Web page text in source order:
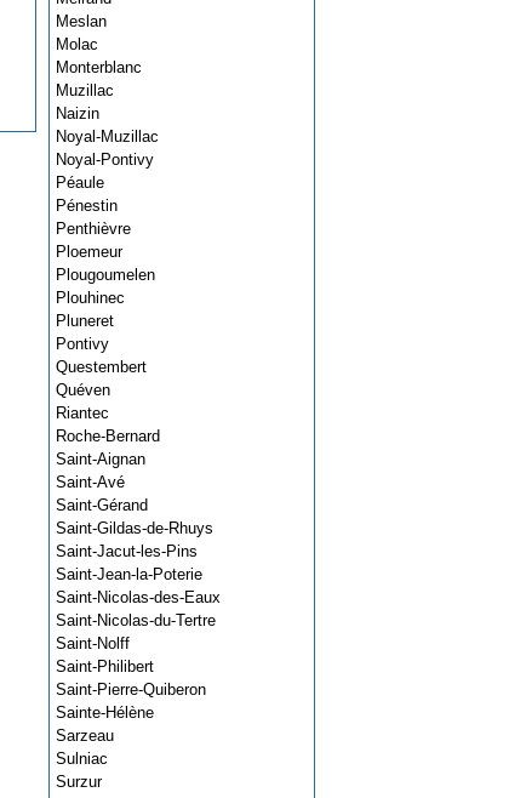
Meslan
Molac
Monterblanc
Muzillac
Naizin
Noyal-Muzillac
Noyal-Pontivy
Péaule
Pénestin
Penthièvre
Ploemeur
Plougoumelen
Plouhinec
Pluneret
Pontivy
Questembert
Quéven
Riantec
Roche-Bernard
Saint-Aignan
Saint-Avé
Saint-Gérand
Saint-Gildas-de-Rhuys
Saint-Jacut-les-Pins
Saint-Jean-la-Poterie
Saint-Nicolas-des-Eaux
Saint-Nicolas-du-Tertre
Saint-Nolff
Saint-Philibert
Saint-Pierre-Quiberon
Sainte-Hélène
Sarzeau
Sulniac
Surzur